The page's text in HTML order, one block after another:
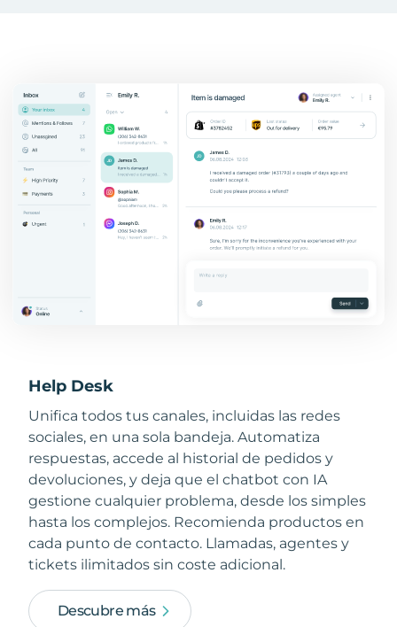
Help Desk
Unifica todos tus canales, incluidas las redes
sociales, en una sola bandeja. Automatiza
respuestas, accede al historial de pedidos y
devoluciones, y deja que el chatbot con IA
gestione cualquier problema, desde los simples
hasta los complejos. Recomienda productos en
cada punto de contacto. Llamadas, agentes y
tickets ilimitados sin coste adicional.
Descubre más